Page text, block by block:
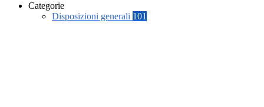
Categorie
Disposizioni generali 101